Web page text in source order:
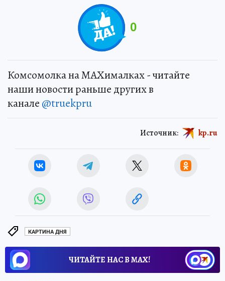
0
Комсомолка на MAXималках - читайте
наши новости раньше других в
канале @truekpru
Источник: kp.ru
КАРТИНА ДНЯ
ЧИТАЙТЕ НАС В МАХ!